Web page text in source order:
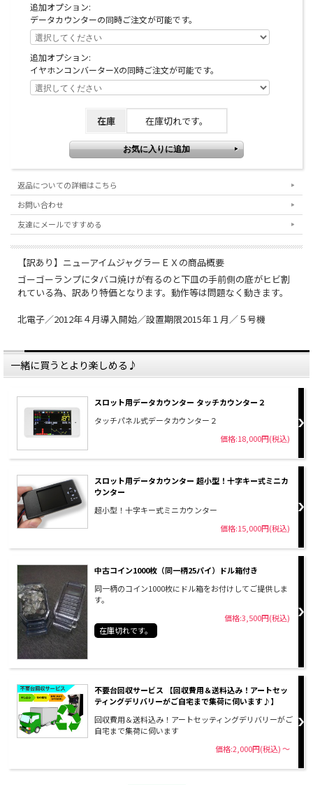
追加オプション:
データカウンターの同時ご注文が可能です。
追加オプション:
イヤホンコンバーターXの同時ご注文が可能です。
在庫 在庫切れです。
返品についての詳細はこちら
お問い合わせ
友達にメールですすめる
【訳あり】ニューアイムジャグラーＥＸの商品概要
ゴーゴーランプにタバコ焼けが有るのと下皿の手前側の底がヒビ割
れている為、訳あり特価となります。動作等は問題なく動きます。
北電子／2012年４月導入開始／設置期限2015年１月／５号機
一緒に買うとより楽しめる♪
スロット用データカウンター タッチカウンター２
タッチパネル式データカウンター２
価格:18,000円(税込)
スロット用データカウンター 超小型！十字キー式ミニカ
ウンター
超小型！十字キー式ミニカウンター
価格:15,000円(税込)
中古コイン1000枚（同一柄25パイ）ドル箱付き
同一柄のコイン1000枚にドル箱をお付けしてご提供しま
す。
価格:3,500円(税込)
在庫切れです。
不要台回収サービス 【回収費用＆送料込み！アートセッ
ティングデリバリーがご自宅まで集荷に伺います♪】
回収費用＆送料込み！アートセッティングデリバリーがご
自宅まで集荷に伺います
価格:2,000円(税込)～